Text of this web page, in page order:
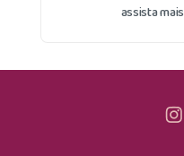
assista mais